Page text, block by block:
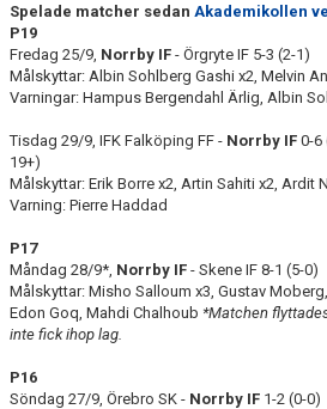
Spelade matcher sedan Akademikollen
P19
Fredag 25/9, Norrby IF - Örgryte IF 5-3 (2-1)
Målskyttar: Albin Sohlberg Gashi x2, Melvin
Varningar: Hampus Bergendahl Ärlig, Albin
Tisdag 29/9, IFK Falköping FF - Norrby IF 0-6
19+)
Målskyttar: Erik Borre x2, Artin Sahiti x2, Ardit
Varning: Pierre Haddad
P17
Måndag 28/9*, Norrby IF - Skene IF 8-1 (5-0)
Målskyttar: Misho Salloum x3, Gustav
Edon Goq, Mahdi Chalhoub *Matchen
inte fick ihop lag.
P16
Söndag 27/9, Örebro SK - Norrby IF 1-2 (0-0)